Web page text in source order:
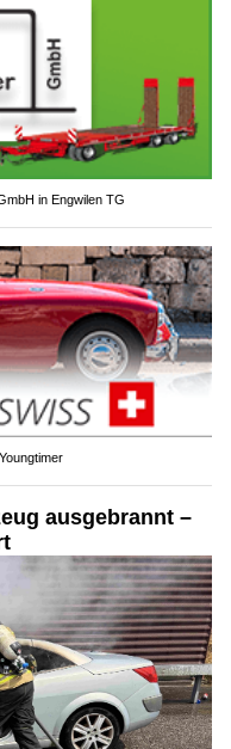
in Engwilen TG
ausgebrannt –